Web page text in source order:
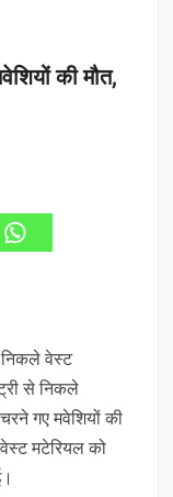
की मौत,
निकले वेस्ट
से निकले
गए मवेशियों की
मटेरियल को